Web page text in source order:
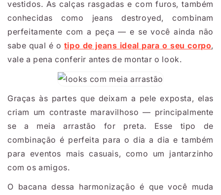
vestidos. As calças rasgadas e com furos, também
conhecidas como jeans destroyed, combinam
perfeitamente com a peça — e se você ainda não
sabe qual é o tipo de jeans ideal para o seu corpo,
vale a pena conferir antes de montar o look.
Graças às partes que deixam a pele exposta, elas
criam um contraste maravilhoso — principalmente
se a meia arrastão for preta. Esse tipo de
combinação é perfeita para o dia a dia e também
para eventos mais casuais, como um jantarzinho
com os amigos.
O bacana dessa harmonização é que você muda